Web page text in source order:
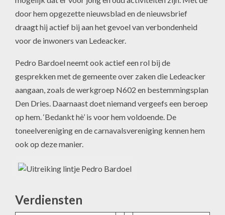
door hem opgezette nieuwsblad en de nieuwsbrief
draagt hij actief bij aan het gevoel van verbondenheid
voor de inwoners van Ledeacker.
Pedro Bardoel neemt ook actief een rol bij de
gesprekken met de gemeente over zaken die Ledeacker
aangaan, zoals de werkgroep N602 en bestemmingsplan
Den Dries. Daarnaast doet niemand vergeefs een beroep
op hem. ‘Bedankt hè’ is voor hem voldoende. De
toneelvereniging en de carnavalsvereniging kennen hem
ook op deze manier.
Verdiensten